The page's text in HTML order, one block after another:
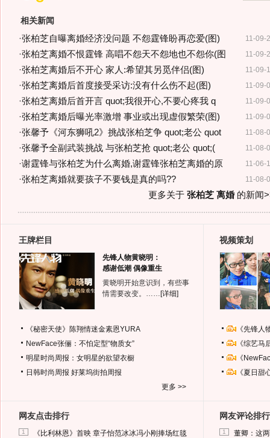
相关新闻
11-09-
·张柏芝自曝离婚经济没问题 不怨霆锋盼再恋爱(图)
11-09-
·张柏芝离婚不恨霆锋 高唱不怨天不怨地也不怨你(图
11-09-
·张柏芝离婚后不开心 家人:希望其另觅伴侣(图)
11-09-
·张柏芝离婚后首度接受采访:没有什么伤不起(图)
11-09-
·张柏芝离婚后首开言 quot;我很开心,不要心疼我 q
11-09-
·张柏芝离婚后曝光率激增 事业或出现虚假繁荣(图)
11-08-
·张馨予《河东狮吼2》挑战张柏芝争 quot;老公 quot
11-08-
·张馨予全副武装挑战 与张柏芝抢 quot;老公 quot;(
11-06-
·谢霆锋与张柏芝为什么离婚,谢霆锋张柏芝离婚的原
11-08-
·张柏芝离婚就要孩子不要钱是真的吗??
更多关于 张柏芝 离婚的新闻
王牌栏目
先锋人物黄晓明：
感谢低潮 偶像重生
黄晓明开始意识到，有些事
情需要改变。…… [详细]
《秘密天使》陈翔情迷金素恩YURA
NewFace张俪：不怕定型“物质女”
明星时尚周报：女明星的欲望衣橱
日韩时尚周报 好莱坞街拍周报
更多 >>
视频策划
《先锋
《综艺
《
《夏日
网友点击排行
1 《比利林恩》首映 章子怡范冰冰冯小刚捧场红毯
网友评论排行
1 董卿：这